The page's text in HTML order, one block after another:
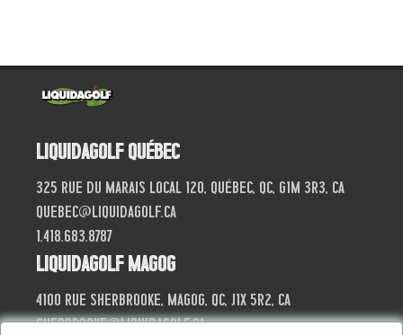
Liquidagolf Québec
325 Rue du Marais local 120, Québec, QC, G1M 3R3, CA
quebec@liquidagolf.ca
1.418.683.8787
Liquidagolf Magog
4100 Rue Sherbrooke, Magog, QC, J1X 5R2, CA
sherbrooke@liquidagolf.ca